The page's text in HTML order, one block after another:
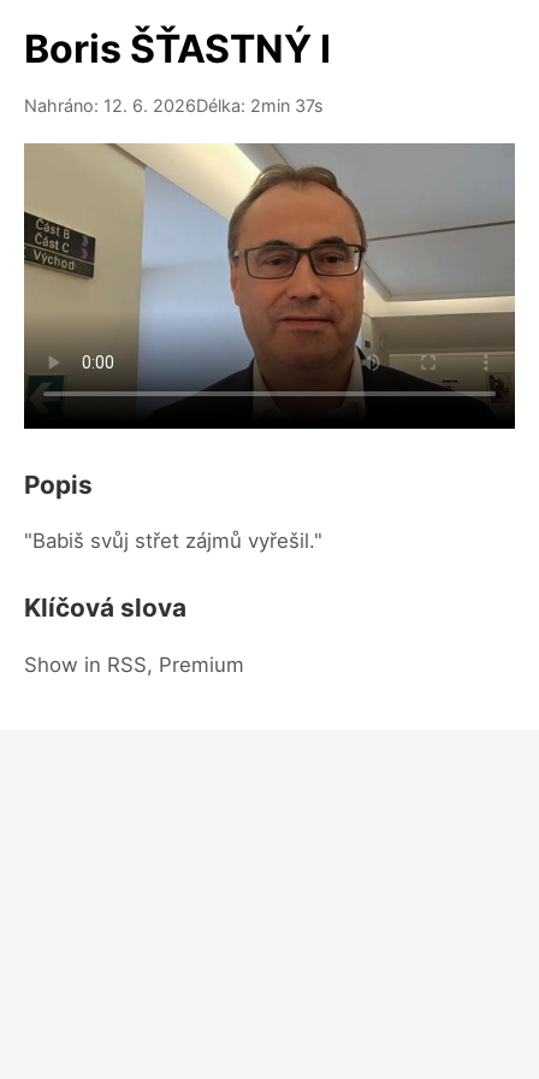
Boris ŠŤASTNÝ I
Nahráno: 12. 6. 2026Délka: 2min 37s
Popis
"Babiš svůj střet zájmů vyřešil."
Klíčová slova
Show in RSS, Premium